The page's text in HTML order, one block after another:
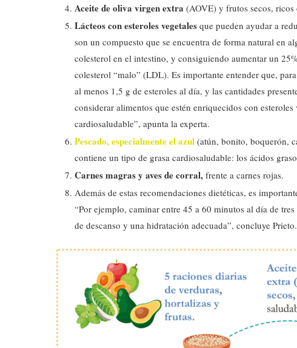
Aceite de oliva virgen extra (AOVE) y frutos secos, ricos
Lácteos con esteroles vegetales que pueden ayudar a
son un compuesto que se encuentra de forma natural en
colesterol en el intestino, y consiguiendo aumentar un
colesterol “malo” (LDL). Es importante entender que,
al menos 1,5 g de esteroles al día, y las cantidades
considerar alimentos que estén enriquecidos con
cardiosaludable”, apunta la experta.
Pescado, especialmente el azul (atún, bonito, boquerón,
contiene un tipo de grasa cardiosaludable: los ácidos
Carnes magras y aves de corral, frente a carnes rojas.
Además de estas recomendaciones dietéticas, es
“Por ejemplo, caminar entre 45 a 60 minutos al día de
de descanso y una hidratación adecuada”, concluye Prieto.